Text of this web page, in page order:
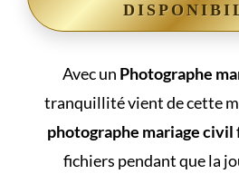
Avec un Photographe
tranquillité vient de cette
photographe mariage civil
fichiers pendant que la